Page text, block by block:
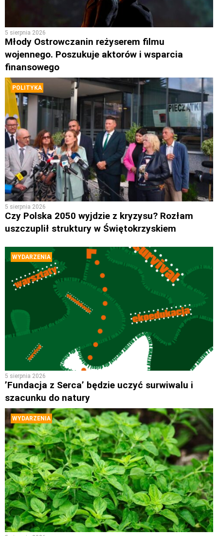
5 sierpnia 2026
Młody Ostrowczanin reżyserem filmu
wojennego. Poszukuje aktorów i wsparcia
finansowego
POLITYKA
5 sierpnia 2026
Czy Polska 2050 wyjdzie z kryzysu? Rozłam
uszczuplił struktury w Świętokrzyskiem
WYDARZENIA
5 sierpnia 2026
’Fundacja z Serca’ będzie uczyć surwiwalu i
szacunku do natury
WYDARZENIA